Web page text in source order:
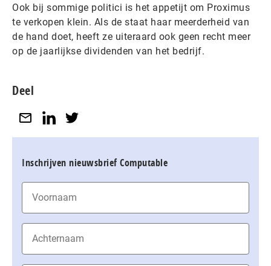
Ook bij sommige politici is het appetijt om Proximus
te verkopen klein. Als de staat haar meerderheid van
de hand doet, heeft ze uiteraard ook geen recht meer
op de jaarlijkse dividenden van het bedrijf.
Deel
Inschrijven nieuwsbrief Computable